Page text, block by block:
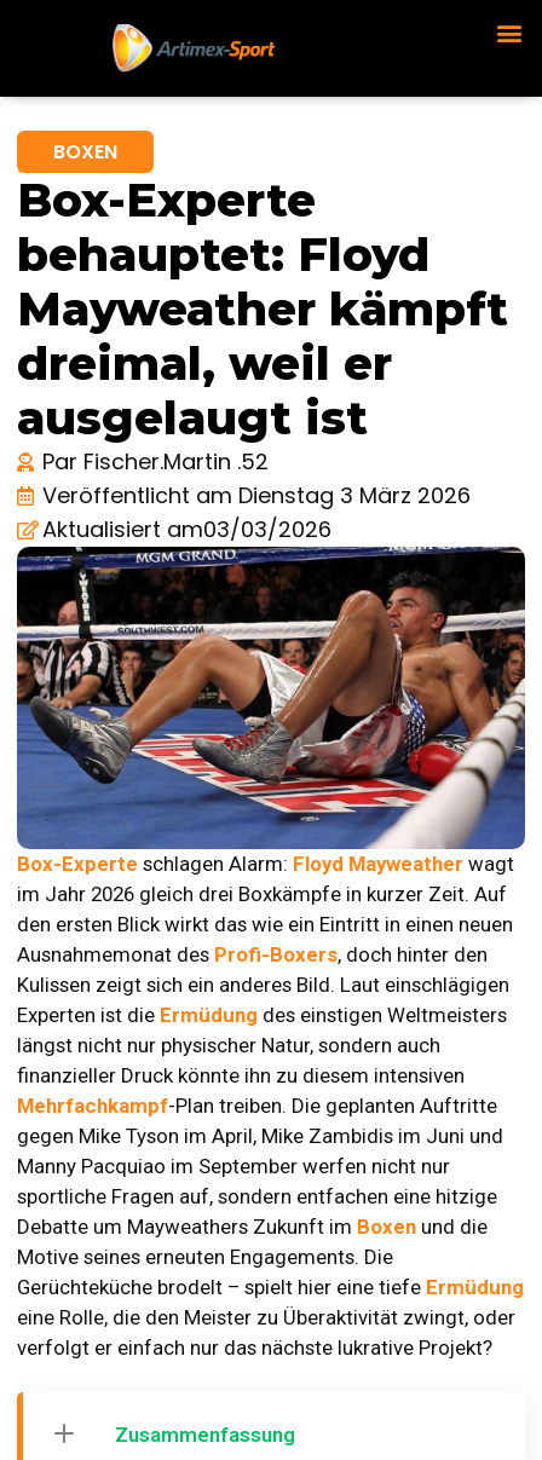
BOXEN
Box-Experte
behauptet: Floyd
Mayweather kämpft
dreimal, weil er
ausgelaugt ist
Par Fischer.Martin .52
Veröffentlicht am Dienstag 3 März 2026
Aktualisiert am03/03/2026
Box-Experte schlagen Alarm: Floyd Mayweather wagt
im Jahr 2026 gleich drei Boxkämpfe in kurzer Zeit. Auf
den ersten Blick wirkt das wie ein Eintritt in einen neuen
Ausnahmemonat des Profi-Boxers, doch hinter den
Kulissen zeigt sich ein anderes Bild. Laut einschlägigen
Experten ist die Ermüdung des einstigen Weltmeisters
längst nicht nur physischer Natur, sondern auch
finanzieller Druck könnte ihn zu diesem intensiven
Mehrfachkampf-Plan treiben. Die geplanten Auftritte
gegen Mike Tyson im April, Mike Zambidis im Juni und
Manny Pacquiao im September werfen nicht nur
sportliche Fragen auf, sondern entfachen eine hitzige
Debatte um Mayweathers Zukunft im Boxen und die
Motive seines erneuten Engagements. Die
Gerüchteküche brodelt – spielt hier eine tiefe Ermüdung
eine Rolle, die den Meister zu Überaktivität zwingt, oder
verfolgt er einfach nur das nächste lukrative Projekt?
Zusammenfassung